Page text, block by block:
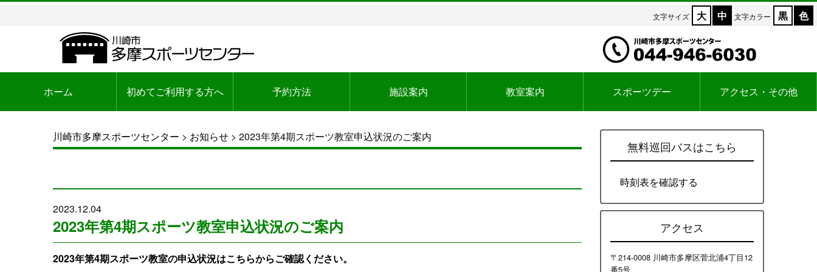
文字サイズ 大 中 文字カラー 黒 色
ホーム 初めてご利用する方へ 予約方法 施設案内 教室案内 スポーツデー アクセス・その他
川崎市多摩スポーツセンター > お知らせ > 2023年第4期スポーツ教室申込状況のご案内
2023.12.04
2023年第4期スポーツ教室申込状況のご案内
2023年第4期スポーツ教室の申込状況はこちらからご確認ください。
無料巡回バスはこちら
時刻表を確認する
アクセス
〒214-0008 川崎市多摩区菅北浦4丁目12
番5号